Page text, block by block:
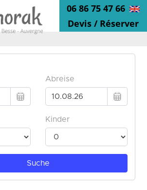
06 86 75 47 66
Devis / Réserver